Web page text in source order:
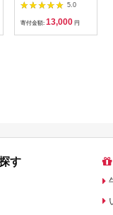
5.0
寄付金額: 13,000 円
す